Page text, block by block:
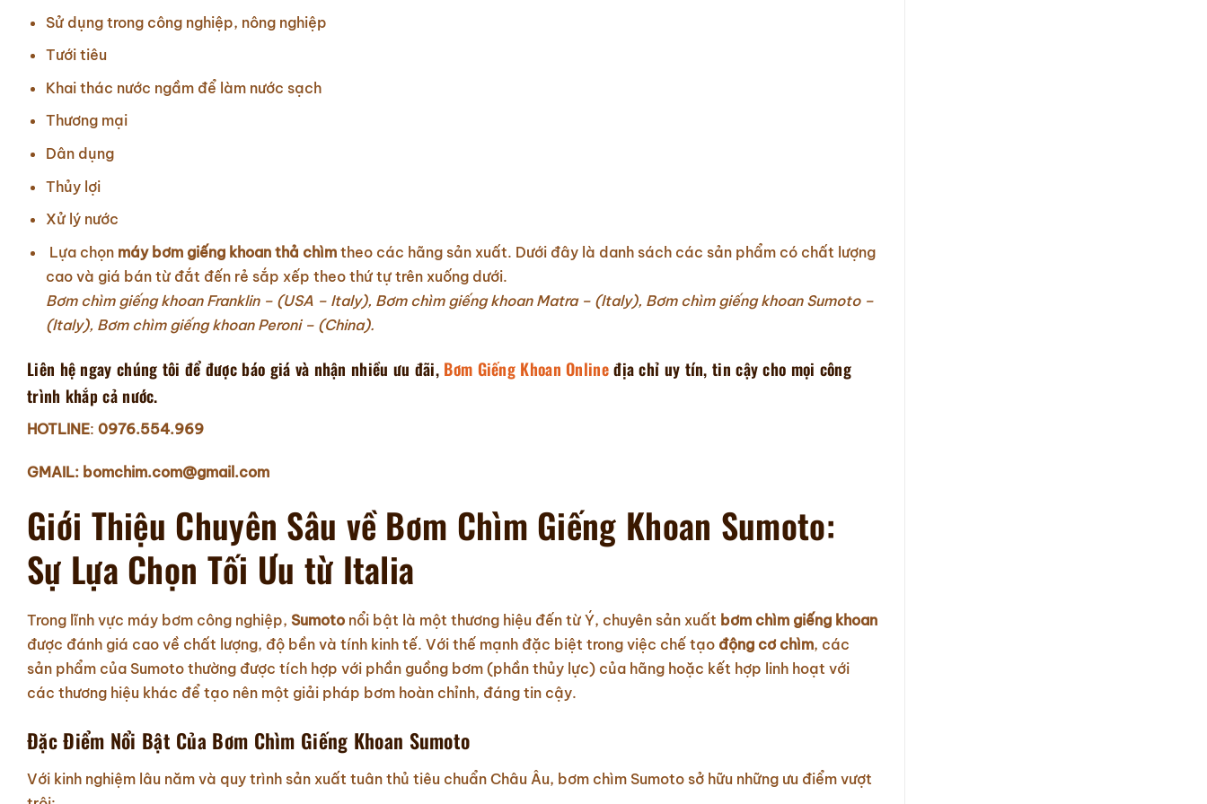
Sử dụng trong công nghiệp, nông nghiệp
Tưới tiêu
Khai thác nước ngầm để làm nước sạch
Thương mại
Dân dụng
Thủy lợi
Xử lý nước
Lựa chọn máy bơm giếng khoan thả chìmtheo các hãng sản xuất. Dưới đây là danh sách các sản phẩm có chất lượng
cao và giá bán từ đắt đến rẻ sắp xếp theo thứ tự trên xuống dưới.
Bơm chìm giếng khoan Franklin – (USA – Italy), Bơm chìm giếng khoan Matra – (Italy), Bơm chìm giếng khoan Sumoto –
(Italy), Bơm chìm giếng khoan Peroni – (China).
Liên hệ ngay chúng tôi để được báo giá và nhận nhiều ưu đãi, Bơm Giếng Khoan Onlineđịa chỉ uy tín, tin cậy cho mọi công
trình khắp cả nước.
HOTLINE: 0976.554.969
GMAIL: bomchim.com@gmail.com
Giới Thiệu Chuyên Sâu về Bơm Chìm Giếng Khoan Sumoto:
Sự Lựa Chọn Tối Ưu từ Italia
Trong lĩnh vực máy bơm công nghiệp, Sumoto nổi bật là một thương hiệu đến từ Ý, chuyên sản xuất bơm chìm giếng khoan
được đánh giá cao về chất lượng, độ bền và tính kinh tế. Với thế mạnh đặc biệt trong việc chế tạo động cơ chìm, các
sản phẩm của Sumoto thường được tích hợp với phần guồng bơm (phần thủy lực) của hãng hoặc kết hợp linh hoạt với
các thương hiệu khác để tạo nên một giải pháp bơm hoàn chỉnh, đáng tin cậy.
Đặc Điểm Nổi Bật Của Bơm Chìm Giếng Khoan Sumoto
Với kinh nghiệm lâu năm và quy trình sản xuất tuân thủ tiêu chuẩn Châu Âu, bơm chìm Sumoto sở hữu những ưu điểm vượt